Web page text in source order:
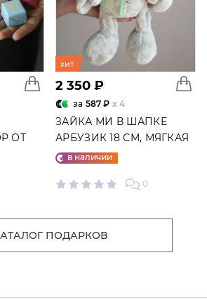
ОТ
хит
2 350 ₽
за 587 ₽ x 4
ЗАЙКА МИ В ШАПКЕ
АРБУЗИК 18 СМ, МЯГКАЯ
ИГРУШКА
в наличии
0
ПОДАРКОВ